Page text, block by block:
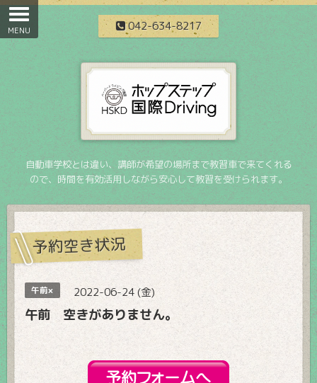
042-634-8217
自動車学校とは違い、講師が希望の場所まで教習車で来てくれる
ので、時間を有効活用しながら安心して教習を受けられます。
予約空き状況
午前× 2022-06-24 (金)
午前 空きがありません。